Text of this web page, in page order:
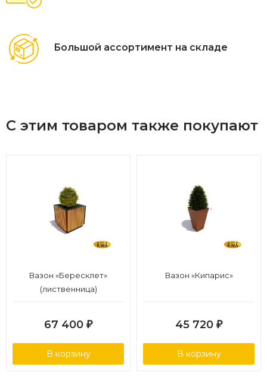
Большой ассортимент на складе
С этим товаром также покупают
Вазон «Бересклет»
(лиственница)
67 400 ₽
В корзину
Вазон «Кипарис»
45 720 ₽
В корзину